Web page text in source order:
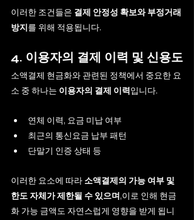
이러한 조건들은 결제 안정성 확보와 부정거래
방지 를 위해 적용됩니다.
4. 이용자의 결제 이력 및 신용도
소액결제 현금화와 관련된 정책에서 중요한 요
소 중 하나는 이용자의 결제 이력입니다.
연체 이력, 요금 미납 여부
최근의 통신요금 납부 패턴
단말기 인증 상태 등
이러한 요소에 따라 소액결제의 가능 여부 및
한도 자체가 제한될 수 있으며 ,이로 인해 현금
화 가능 금액도 자연스럽게 영향을 받게 됩니